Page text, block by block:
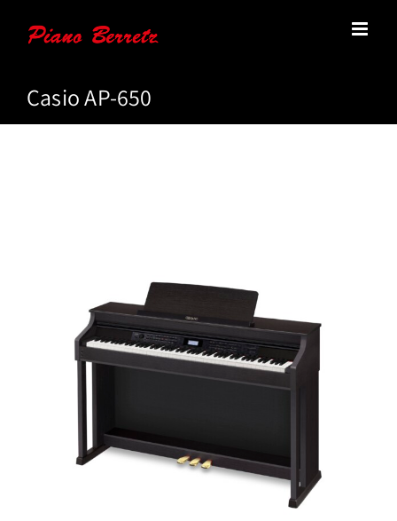
Inhalt
Casio AP-650